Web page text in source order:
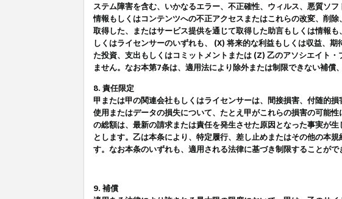
ステム障害を含む、いかなるエラー、不正確性、ウィルス、悪質ソ
情報もしくはコンテンツへの不正アクセスまたはこれらの改変、削
取得した、またはサービス提供を通じて取得した助言もしくは情報
しくはライセンサーのいずれも、 (X) 将来的な利益もしくは収益、
た投資、支出もしくはコミットメントまたは (Z) 乙のアソシエイト
ません。なお本第7条は、適用法により除外または制限できない補償
8. 責任限定
甲または甲の関連会社もしくはライセンサーは、間接損害、付随的
使用またはデータの損失について、たとえ甲がこれらの損害の可能
の総額は、最新の請求または責任を発生させた原因となった事実が
とします。乙は本条により、特定履行、差し止めまたはその他の本
す。なお本条のいずれも、適用される法律に基づき制限することがで
9. 補償